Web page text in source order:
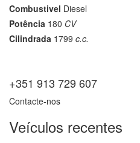
Combustivel Diesel
Potência 180 CV
Cilindrada 1799 c.c.
+351 913 729 607
Contacte-nos
Veículos recentes